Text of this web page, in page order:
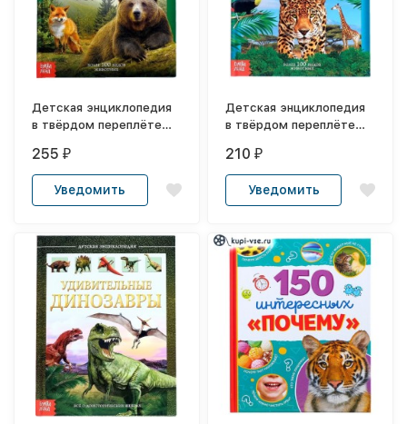
Детская энциклопедия
в твёрдом переплёте
255₽
Уведомить
Детская энциклопедия
в твёрдом переплёте
210₽
Уведомить